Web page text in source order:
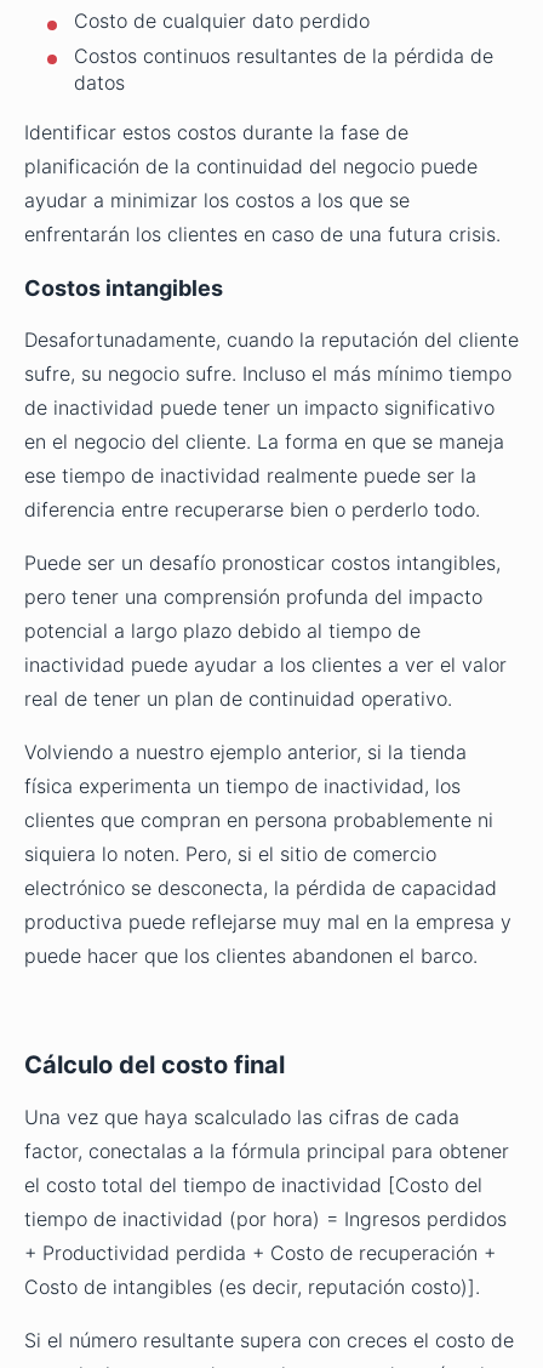
Costo de cualquier dato perdido
Costos continuos resultantes de la pérdida de
datos
Identificar estos costos durante la fase de
planificación de la continuidad del negocio puede
ayudar a minimizar los costos a los que se
enfrentarán los clientes en caso de una futura crisis.
Costos intangibles
Desafortunadamente, cuando la reputación del cliente
sufre, su negocio sufre. Incluso el más mínimo tiempo
de inactividad puede tener un impacto significativo
en el negocio del cliente. La forma en que se maneja
ese tiempo de inactividad realmente puede ser la
diferencia entre recuperarse bien o perderlo todo.
Puede ser un desafío pronosticar costos intangibles,
pero tener una comprensión profunda del impacto
potencial a largo plazo debido al tiempo de
inactividad puede ayudar a los clientes a ver el valor
real de tener un plan de continuidad operativo.
Volviendo a nuestro ejemplo anterior, si la tienda
física experimenta un tiempo de inactividad, los
clientes que compran en persona probablemente ni
siquiera lo noten. Pero, si el sitio de comercio
electrónico se desconecta, la pérdida de capacidad
productiva puede reflejarse muy mal en la empresa y
puede hacer que los clientes abandonen el barco.
Cálculo del costo final
Una vez que haya scalculado las cifras de cada
factor, conectalas a la fórmula principal para obtener
el costo total del tiempo de inactividad [Costo del
tiempo de inactividad (por hora) = Ingresos perdidos
+ Productividad perdida + Costo de recuperación +
Costo de intangibles (es decir, reputación costo)].
Si el número resultante supera con creces el costo de